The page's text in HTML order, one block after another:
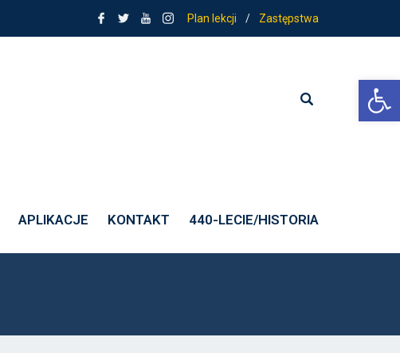
Plan lekcji / Zastępstwa
APLIKACJE KONTAKT 440-LECIE/HISTORIA